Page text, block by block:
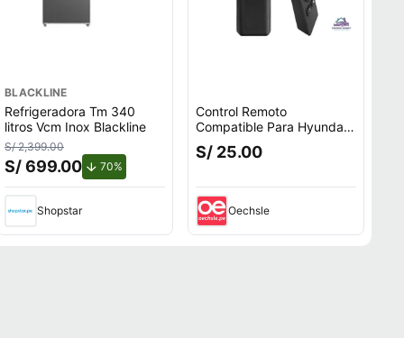
BLACKLINE
Refrigeradora Tm 340
litros Vcm Inox Blackline
S/ 2,399.00
S/ 699.00 70%
Shopstar
Control Remoto
Compatible Para Hyundai
Smart Tv 4k
S/ 25.00
Oechsle